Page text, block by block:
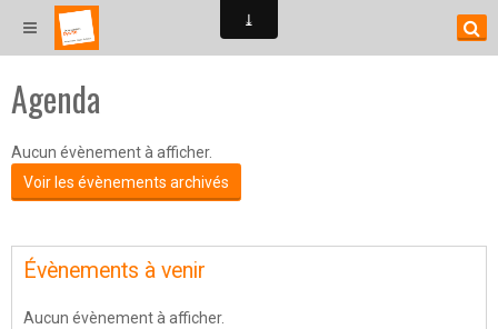
Agenda
Aucun évènement à afficher.
Voir les évènements archivés
Évènements à venir
Aucun évènement à afficher.